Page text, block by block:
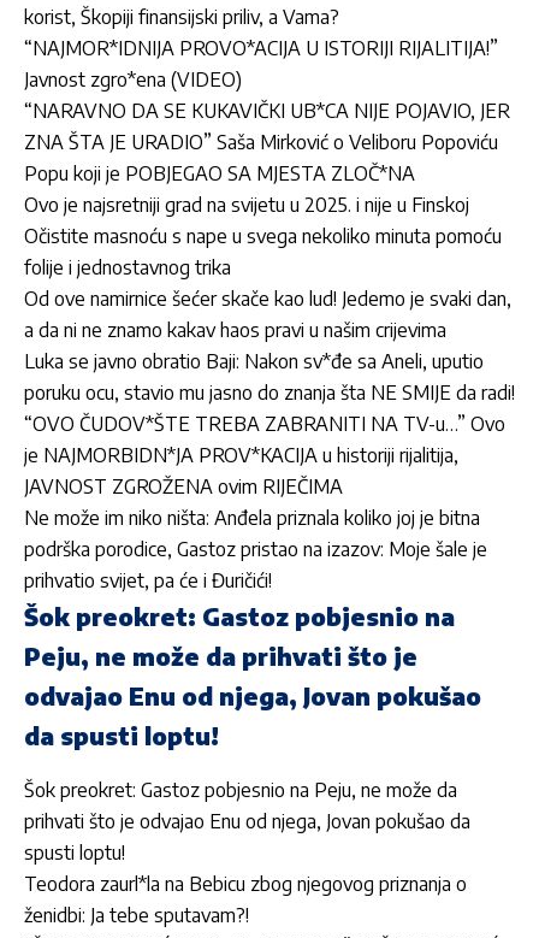
korist, Škopiji finansijski priliv, a Vama?
“NAJMOR*IDNIJA PROVO*ACIJA U ISTORIJI RIJALITIJA!”
Javnost zgro*ena (VIDEO)
“NARAVNO DA SE KUKAVIČKI UB*CA NIJE POJAVIO, JER
ZNA ŠTA JE URADIO” Saša Mirković o Veliboru Popoviću
Popu koji je POBJEGAO SA MJESTA ZLOČ*NA
Ovo je najsretniji grad na svijetu u 2025. i nije u Finskoj
Očistite masnoću s nape u svega nekoliko minuta pomoću
folije i jednostavnog trika
Od ove namirnice šećer skače kao lud! Jedemo je svaki dan,
a da ni ne znamo kakav haos pravi u našim crijevima
Luka se javno obratio Baji: Nakon sv*đe sa Aneli, uputio
poruku ocu, stavio mu jasno do znanja šta NE SMIJE da radi!
“OVO ČUDOV*ŠTE TREBA ZABRANITI NA TV-u…” Ovo
je NAJMORBIDN*JA PROV*KACIJA u historiji rijalitija,
JAVNOST ZGROŽENA ovim RIJEČIMA
Ne može im niko ništa: Anđela priznala koliko joj je bitna
podrška porodice, Gastoz pristao na izazov: Moje šale je
prihvatio svijet, pa će i Đuričići!
Šok preokret: Gastoz pobjesnio na
Peju, ne može da prihvati što je
odvajao Enu od njega, Jovan pokušao
da spusti loptu!
Šok preokret: Gastoz pobjesnio na Peju, ne može da
prihvati što je odvajao Enu od njega, Jovan pokušao da
spusti loptu!
Teodora zaurl*la na Bebicu zbog njegovog priznanja o
ženidbi: Ja tebe sputavam?!